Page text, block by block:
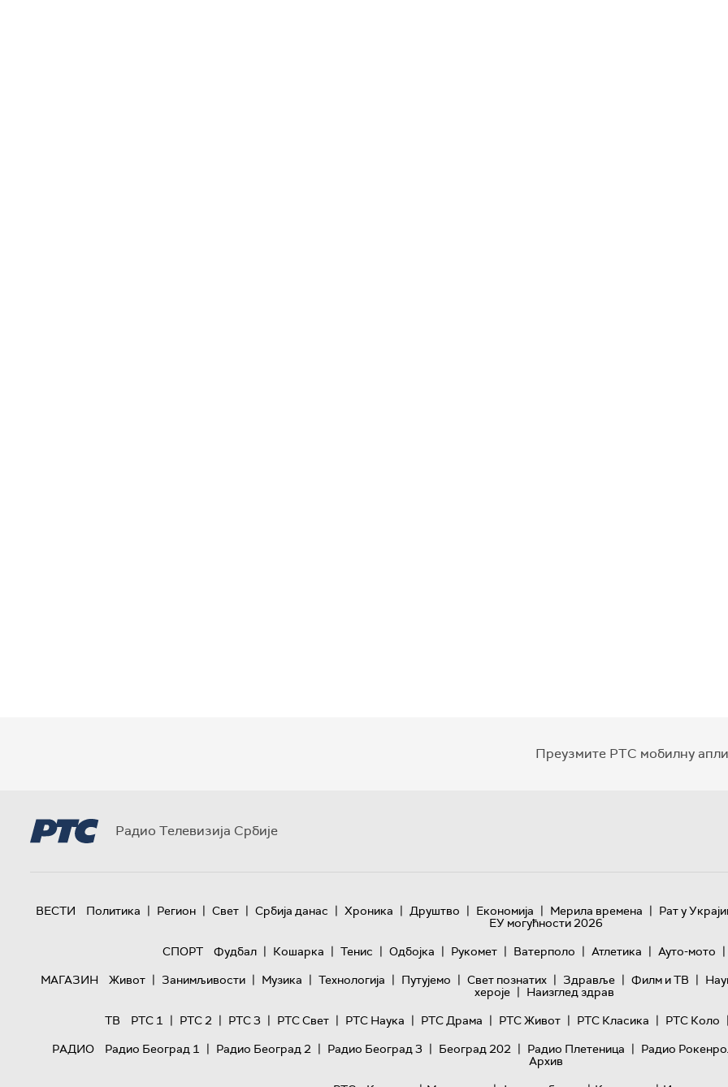
Преузмите РТС мобилну
Радио Телевизија Србије
ВЕСТИ Политика | Регион | Свет | Србија данас | Хроника | Друштво | Економија | Мерила времена | Рат у
ЕУ могућности 2026
СПОРТ
Фудбал | Кошарка | Тенис | Одбојка | Рукомет | Ватерполо | Атлетика | Ауто-мото |
МАГАЗИН
Живот | Занимљивости | Музика | Технологијa | Путујемо | Свет познатих | Здравље | Филм и ТВ |
хероје | Наизглед здрав
ТВ
РТС 1 | РТС 2 | РТС 3 | РТС Свет | РТС Наука | РТС Драма | РТС Живот | РТС Класика | РТС Коло |
РАДИО
Радио Београд 1 | Радио Београд 2 | Радио Београд 3 | Београд 202 | Радио Плетеница | Радио
Архив